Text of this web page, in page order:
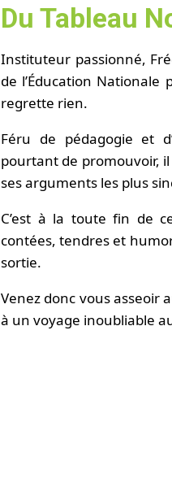
Du Tableau
Instituteur passionné,
de l’Éducation
regrette rien.
Féru de pédagogie et
pourtant de promouvoir,
ses arguments les plus
C’est à la toute fin de
contées, tendres et
sortie.
Venez donc vous asseoir
à un voyage inoubliable